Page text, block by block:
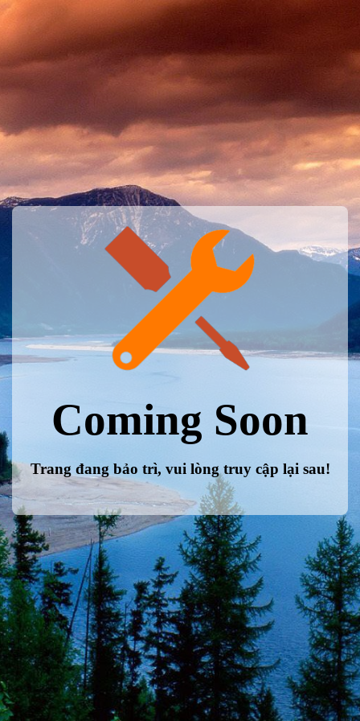
Coming Soon
Trang đang bảo trì, vui lòng truy cập lại sau!